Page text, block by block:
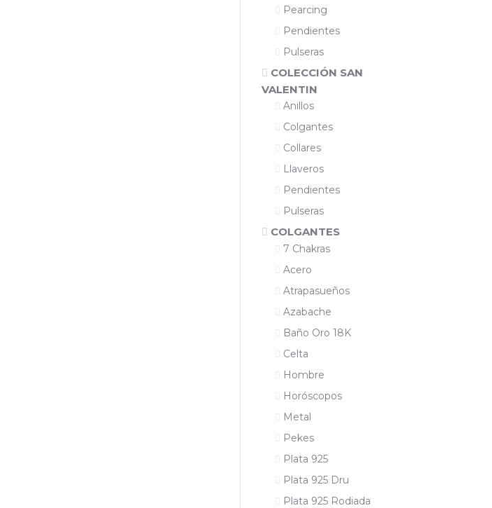
Pearcing
Pendientes
Pulseras
COLECCIÓN SAN
VALENTIN
Anillos
Colgantes
Collares
Llaveros
Pendientes
Pulseras
COLGANTES
7 Chakras
Acero
Atrapasueños
Azabache
Baño Oro 18K
Celta
Hombre
Horóscopos
Metal
Pekes
Plata 925
Plata 925 Dru
Plata 925 Rodiada